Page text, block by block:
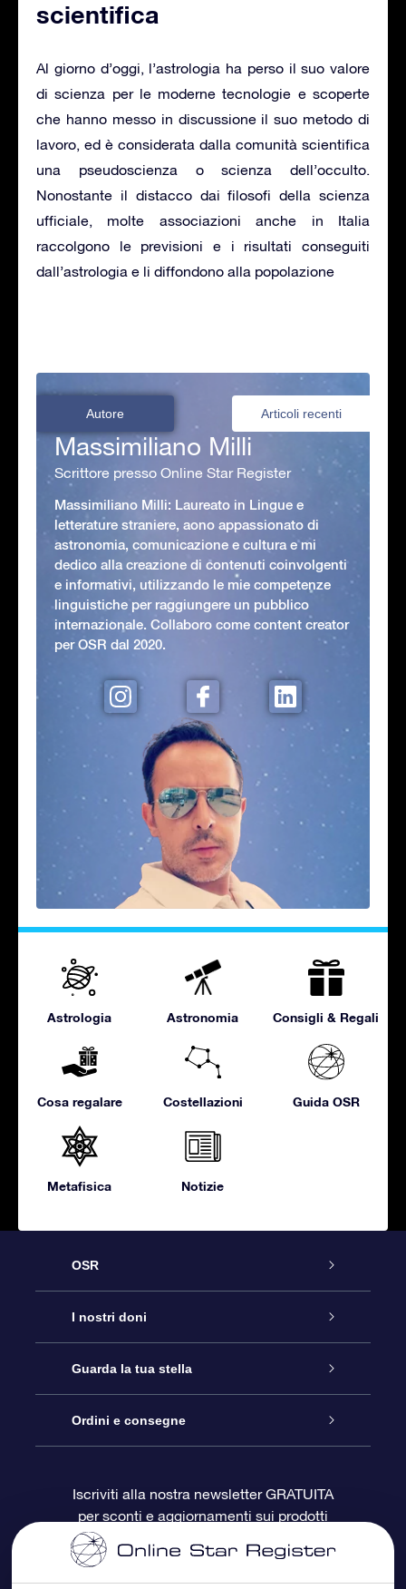
scientifica
Al giorno d’oggi, l’astrologia ha perso il suo valore
di scienza per le moderne tecnologie e scoperte
che hanno messo in discussione il suo metodo di
lavoro, ed è considerata dalla comunità scientifica
una pseudoscienza o scienza dell’occulto.
Nonostante il distacco dai filosofi della scienza
ufficiale, molte associazioni anche in Italia
raccolgono le previsioni e i risultati conseguiti
dall’astrologia e li diffondono alla popolazione
Autore Articoli recenti
Massimiliano Milli
Scrittore presso Online Star Register
Massimiliano Milli: Laureato in Lingue e
letterature straniere, aono appassionato di
astronomia, comunicazione e cultura e mi
dedico alla creazione di contenuti coinvolgenti
e informativi, utilizzando le mie competenze
linguistiche per raggiungere un pubblico
internazionale. Collaboro come content creator
per OSR dal 2020.
Astrologia Astronomia Consigli & Regali
Cosa regalare Costellazioni Guida OSR
Metafisica Notizie
OSR
Assistenza
Contattaci
Blog
OSR Recensioni
I nostri doni
Online Star Gift
Pacchetto regalo OSR
Gift Card OSR
Doni aziendali
Guarda la tua stella
Registro stellare
Star Page personalizzata
One Million Stars
Ordini e consegne
Informazioni di Pagamento
Iscriviti alla nostra newsletter GRATUITA
per sconti e aggiornamenti sui prodotti